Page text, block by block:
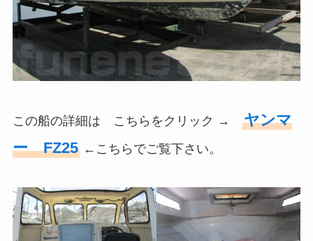
この船の詳細は こちらをクリック → ヤンマ
ー FZ25←こちらでご覧下さい。